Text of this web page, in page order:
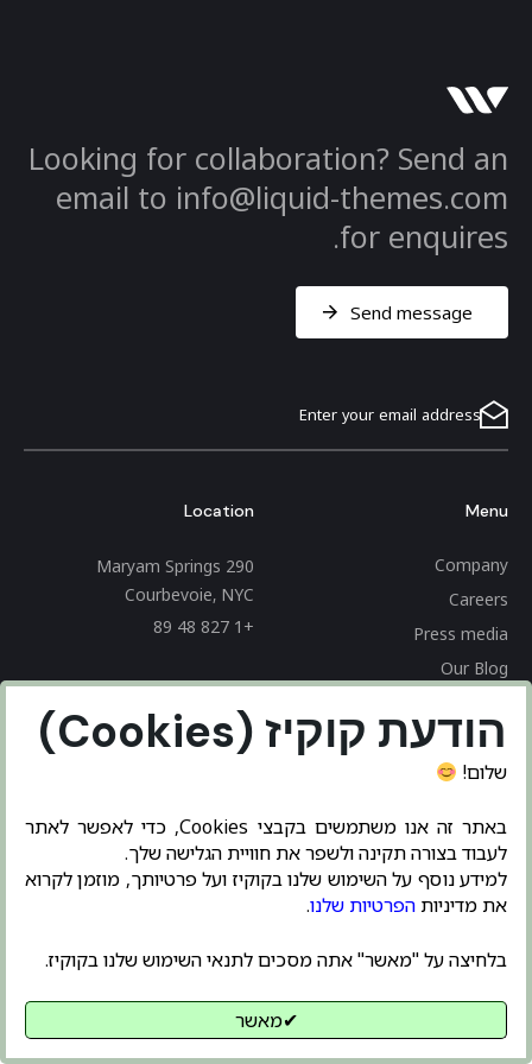
Looking for collaboration? Send an
email to info@liquid-themes.com
for enquires.
Send message
Menu
Company
Careers
Press media
Our Blog
Location
290 Maryam Springs
Courbevoie, NYC
+1 827 48 89
Company
© 2020 Hub Corporation.
הודעת קוקיז (Cookies)
שלום!
באתר זה אנו משתמשים בקבצי Cookies, כדי לאפשר לאתר
לעבוד בצורה תקינה ולשפר את חוויית הגלישה שלך.
למידע נוסף על השימוש שלנו בקוקיז ועל פרטיותך, מוזמן לקרוא
את מדיניות הפרטיות שלנו.
בלחיצה על "מאשר" אתה מסכים לתנאי השימוש שלנו בקוקיז.
✔מאשר